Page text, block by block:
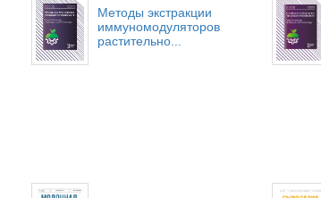
Методы экстракции
иммуномодуляторов
растительно...